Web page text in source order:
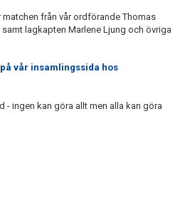
från vår ordförande Thomas
lagkapten Marlene Ljung och övriga
vår insamlingssida hos
- ingen kan göra allt men alla kan göra